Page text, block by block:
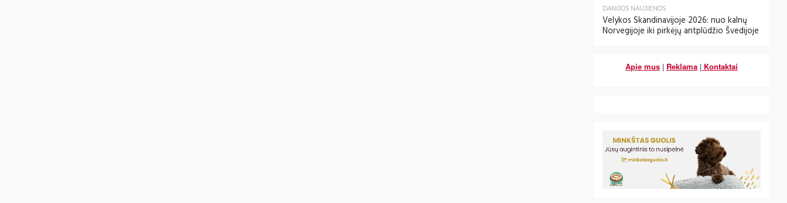
DANIJOS NAUJIENOS
Velykos Skandinavijoje 2026: nuo kalnų
Norvegijoje iki pirkėjų antplūdžio Švedijoje
Apie mus | Reklama | Kontaktai